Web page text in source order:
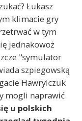
Łukasz
klimacie gry
w tym
jednakowoż
"symulator
szpiegowską
Hawrylczuk
mogli naprawić.
u polskich